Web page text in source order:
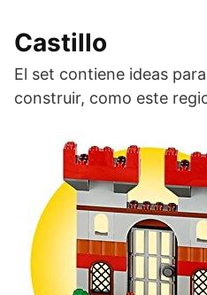
Castillo
El set contiene ideas
construir, como este